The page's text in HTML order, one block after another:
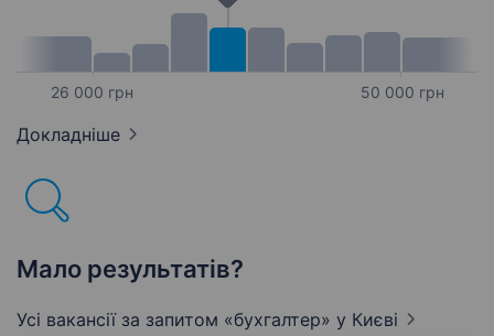
26 000 грн 50 000 грн
Докладніше
Мало результатів?
Усі вакансії за запитом «бухгалтер» у Києві